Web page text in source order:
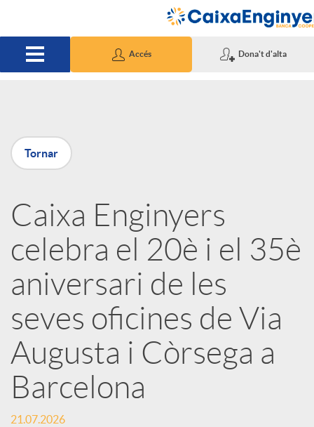
Accés Dona't d'alta
P
u
b
l
i
c
a
Tornar
Caixa Enginyers
celebra el 20è i el 35è
aniversari de les
seves oficines de Via
Augusta i Còrsega a
Barcelona
21.07.2026